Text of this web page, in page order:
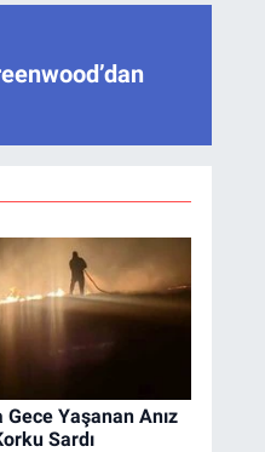
Gece Yaşanan Anız
Sardı